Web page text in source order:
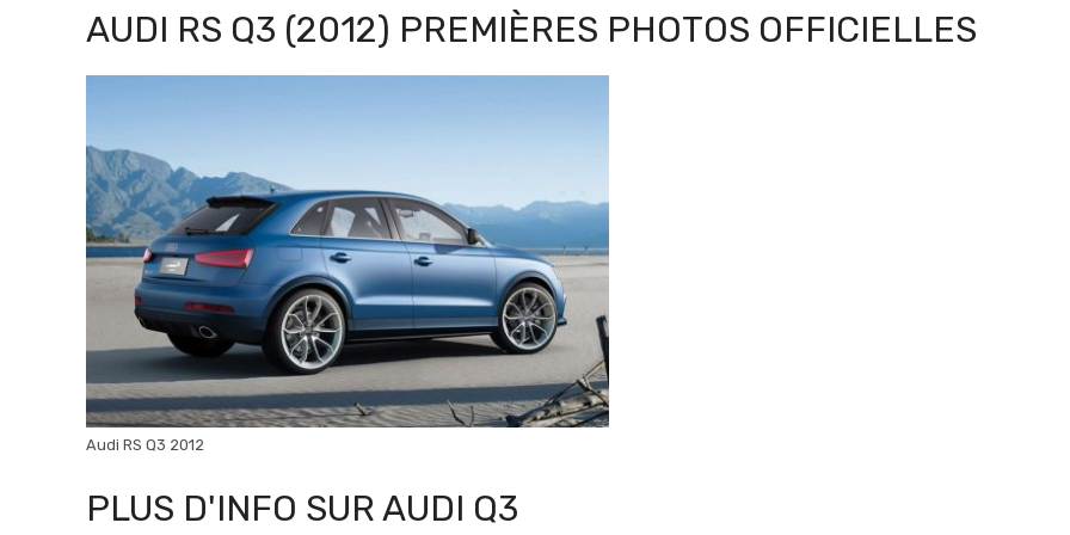
AUDI RS Q3 (2012) PREMIÈRES PHOTOS OFFICIELLES
Audi RS Q3 2012
PLUS D'INFO SUR AUDI Q3